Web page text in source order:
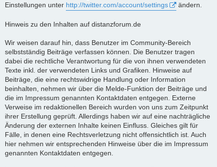
Einstellungen unter http://twitter.com/account/settings ändern.
Hinweis zu den Inhalten auf distanzforum.de
Wir weisen darauf hin, dass Benutzer im Community-Bereich
selbstständig Beiträge verfassen können. Die Benutzer tragen
dabei die rechtliche Verantwortung für die von ihnen verwendeten
Texte inkl. der verwendeten Links und Grafiken. Hinweise auf
Beiträge, die eine rechtswidrige Handlung oder Information
beinhalten, nehmen wir über die Melde-Funktion der Beiträge und
die im Impressum genannten Kontaktdaten entgegen. Externe
Verweise im redaktionellen Bereich wurden von uns zum Zeitpunkt
ihrer Erstellung geprüft. Allerdings haben wir auf eine nachträgliche
Änderung der externen Inhalte keinen Einfluss. Gleiches gilt für
Fälle, in denen eine Rechtsverletzung nicht offensichtlich ist. Auch
hier nehmen wir entsprechenden Hinweise über die im Impressum
genannten Kontaktdaten entgegen.